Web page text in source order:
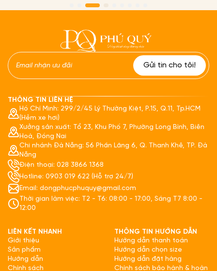
THÔNG TIN LIÊN HỆ
Hồ Chí Minh: 299/2/45 Lý Thường Kiệt, P.15, Q.11, Tp.HCM
(Hẻm xe hơi)
Xưởng sản xuất: Tổ 23, Khu Phố 7, Phường Long Bình, Biên
Hoà, Đồng Nai
Chi nhánh Đà Nẵng: 56 Phần Lăng 6, Q. Thanh Khê, TP. Đà
Nẵng
Điện thoại: 028 3866 1368
Hotline: 0903 019 622 (Hỗ trợ 24/7)
Email: dongphucphuquy@gmail.com
Thời gian làm việc: T2 - T6: 08:00 - 17:00, Sáng T7 8:00 -
12:00
LIÊN KẾT NHANH
Giới thiệu
Sản phẩm
Hướng dẫn
Chính sách
THÔNG TIN HƯỚNG DẪN
Hướng dẫn thanh toán
Hướng dẫn chọn size
Hướng dẫn đặt hàng
Chính sách bảo hành & hoàn